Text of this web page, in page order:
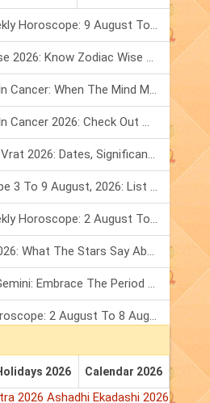
Numerology Weekly Horoscope: 9 August To 15 August, 2026
Total Solar Eclipse 2026: Know Zodiac Wise Prediction
Mercury Transit In Cancer: When The Mind Meets The Heart!
Mercury Transit In Cancer 2026: Check Out What It Brings For You
Shravan Somvar Vrat 2026: Dates, Significance & Rituals In August
Weekly Horoscope 3 To 9 August, 2026: List Of Fasts & Festivals
Numerology Weekly Horoscope: 2 August To 8 August, 2026
Friendship Day 2026: What The Stars Say About Your Best Friend!
Mars Transit In Gemini: Embrace The Period Full Of Energy & Intelligence
Tarot Weekly Horoscope: 2 August To 8 August, 2026
2026 Calendar 2026
2026 Ashadhi Ekadashi 2026